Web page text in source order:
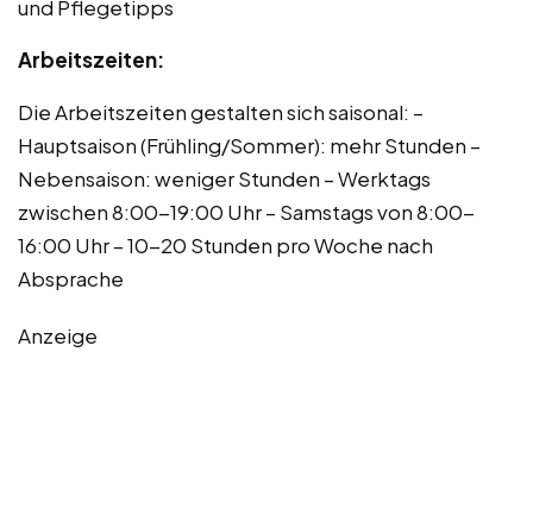
und Pflegetipps
Arbeitszeiten:
Die Arbeitszeiten gestalten sich saisonal: –
Hauptsaison (Frühling/Sommer): mehr Stunden –
Nebensaison: weniger Stunden – Werktags
zwischen 8:00-19:00 Uhr – Samstags von 8:00-
16:00 Uhr – 10-20 Stunden pro Woche nach
Absprache
Anzeige